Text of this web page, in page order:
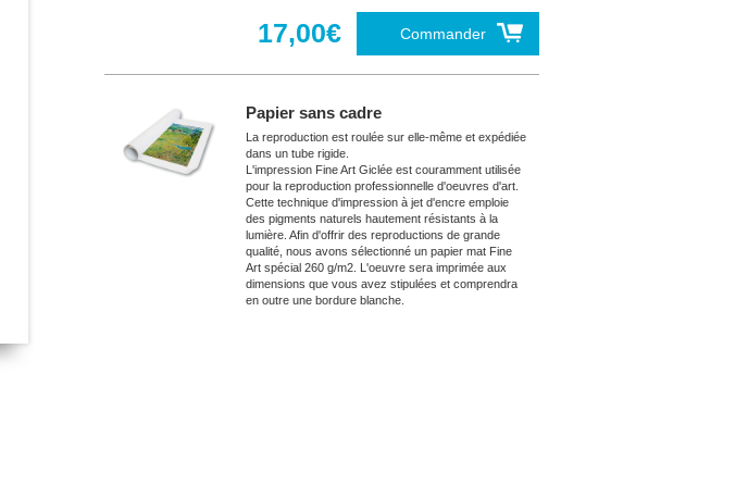
Commander
17,00€
Papier sans cadre
La reproduction est roulée sur elle-même et expédiée
dans un tube rigide.
L'impression Fine Art Giclée est couramment utilisée
pour la reproduction professionnelle d'oeuvres d'art.
Cette technique d'impression à jet d'encre emploie
des pigments naturels hautement résistants à la
lumière. Afin d'offrir des reproductions de grande
qualité, nous avons sélectionné un papier mat Fine
Art spécial 260 g/m2. L'oeuvre sera imprimée aux
dimensions que vous avez stipulées et comprendra
en outre une bordure blanche.